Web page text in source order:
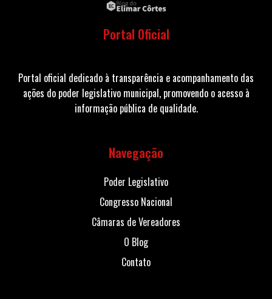
Portal Oficial
Portal oficial dedicado à transparência e acompanhamento das
ações do poder legislativo municipal, promovendo o acesso à
informação pública de qualidade.
Navegação
Poder Legislativo
Congresso Nacional
Câmaras de Vereadores
O Blog
Contato